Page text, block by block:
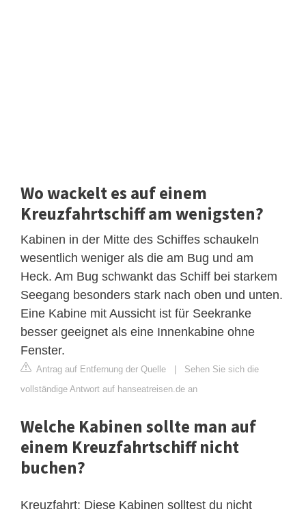
Wo wackelt es auf einem
Kreuzfahrtschiff am wenigsten?
Kabinen in der Mitte des Schiffes schaukeln
wesentlich weniger als die am Bug und am
Heck. Am Bug schwankt das Schiff bei starkem
Seegang besonders stark nach oben und unten.
Eine Kabine mit Aussicht ist für Seekranke
besser geeignet als eine Innenkabine ohne
Fenster.
Antrag auf Entfernung der Quelle
Sehen Sie sich die
vollständige Antwort auf hanseatreisen.de an
Welche Kabinen sollte man auf
einem Kreuzfahrtschiff nicht
buchen?
Kreuzfahrt: Diese Kabinen solltest du nicht